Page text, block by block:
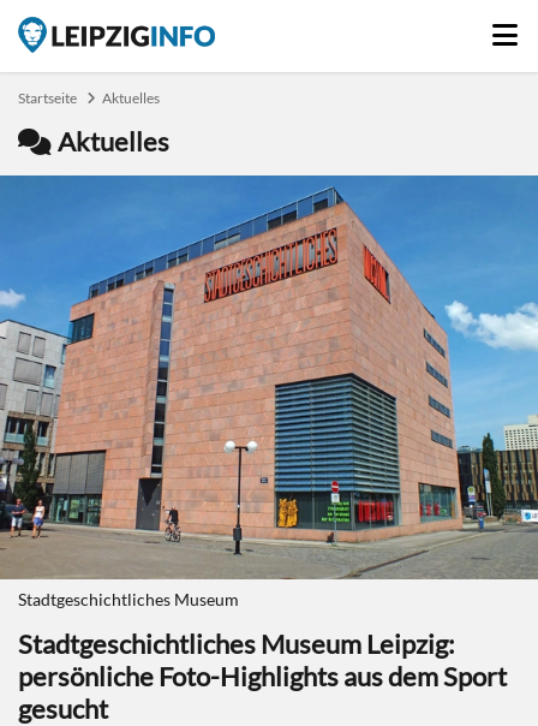
Startseite Aktuelles
Aktuelles
Stadtgeschichtliches Museum
Stadtgeschichtliches Museum Leipzig:
persönliche Foto-Highlights aus dem Sport
gesucht